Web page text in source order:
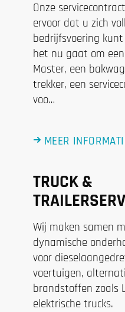
Onze
ervoor dat u zich
bedrijfsvoering
het nu gaat om
Master, een
trekker, een
voo…
MEER
TRUCK &
Wij maken samen
dynamische
voor
voertuigen,
brandstoffen zoals
elektrische trucks.